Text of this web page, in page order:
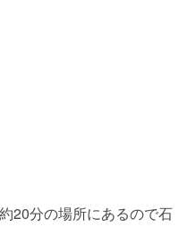
20分の場所にあるので石